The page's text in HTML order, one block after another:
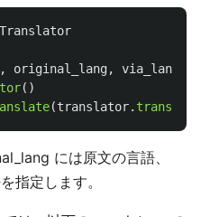
Translator
, original_lang, via_lang
()
(translator. translate
には原文の言語、
指定します。